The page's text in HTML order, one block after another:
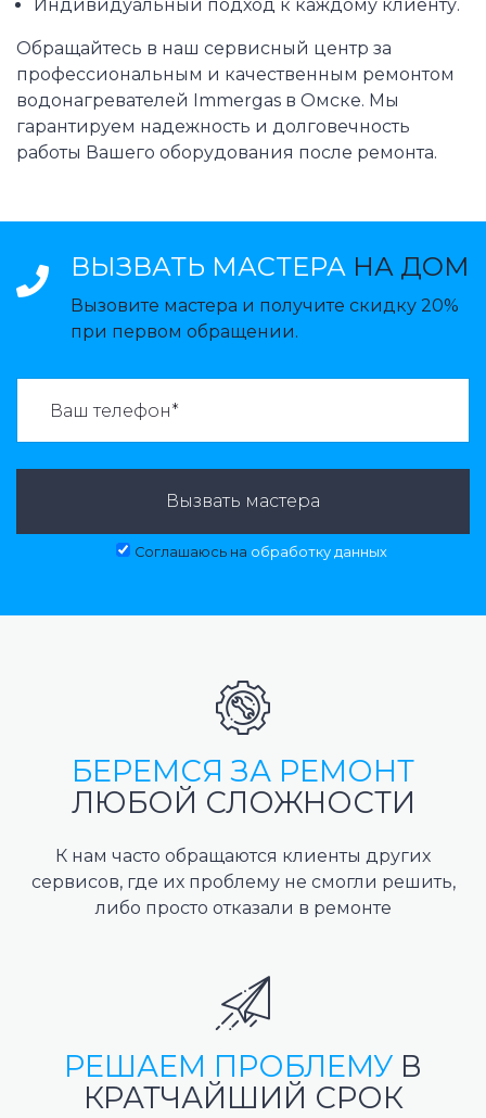
Индивидуальный подход к каждому клиенту.
Обращайтесь в наш сервисный центр за
профессиональным и качественным ремонтом
водонагревателей Immergas в Омске. Мы
гарантируем надежность и долговечность
работы Вашего оборудования после ремонта.
ВЫЗВАТЬ МАСТЕРА НА ДОМ
Вызовите мастера и получите скидку 20%
при первом обращении.
Вызвать мастера
Соглашаюсь на обработку данных
БЕРЕМСЯ ЗА РЕМОНТ
ЛЮБОЙ СЛОЖНОСТИ
К нам часто обращаются клиенты других
сервисов, где их проблему не смогли решить,
либо просто отказали в ремонте
РЕШАЕМ ПРОБЛЕМУ В
КРАТЧАЙШИЙ СРОК